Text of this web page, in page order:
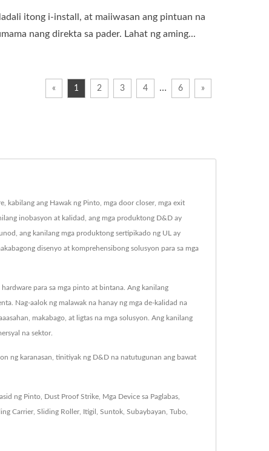
itong i-install, at maiiwasan ang pintuan na
nang direkta sa pader. Lahat ng aming...
« 1 2 3 4 … 6 »
kabilang ang Hawak ng Pinto, mga door closer, mga exit
inobasyon at kalidad, ang mga produktong D&D ay
ang kanilang mga produktong sertipikado ng UL ay
disenyo at komprehensibong solusyon para sa mga
para sa mga pinto at bintana. Ang kanilang
Nag-aalok ng malawak na hanay ng mga de-kalidad na
makabago, at ligtas na mga solusyon. Ang kanilang
na sektor.
ng karanasan, tinitiyak ng D&D na natutugunan ang bawat
ng Pinto Dust Proof Strike Mga Device sa Paglabas
Carrier, Sliding Roller, Itigil Suntok Subaybayan Tubo